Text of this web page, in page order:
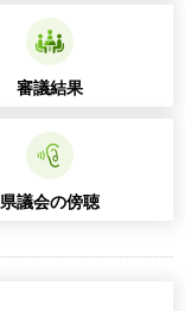
審議結果
県議会の傍聴